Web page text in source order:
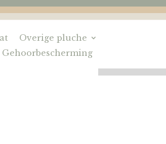
Overige pluche
Gehoorbescherming